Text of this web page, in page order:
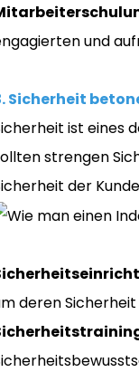
und
Sicherheit
ist eines
strengen
der
deren